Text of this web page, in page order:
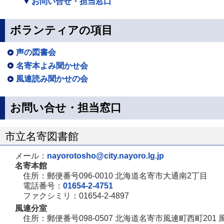
ボランティアの項目
声の図書会
名寄本よみ聞かせ会
風連読み聞かせの会
お問い合せ・担当窓口
市立名寄図書館
メール： nayorotosho@city.nayoro.lg.jp
名寄本館
住所：郵便番号096-0010 北海道名寄市大通南2丁目
電話番号： 01654-2-4751
ファクシミリ：01654-2-4897
風連分室
住所：郵便番号098-0507 北海道名寄市風連町西町201